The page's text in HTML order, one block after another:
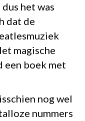
het was
dat de
magische
een boek met
nog wel
nummers